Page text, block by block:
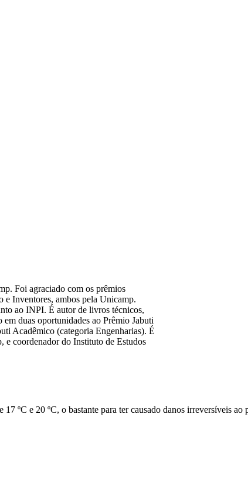
Foi agraciado com os prêmios
e Inventores, ambos pela Unicamp.
ao INPI. É autor de livros técnicos,
duas oportunidades ao Prêmio Jabuti
Acadêmico (categoria Engenharias). É
coordenador do Instituto de Estudos
ºC e 20 ºC, o bastante para ter causado danos irreversíveis ao